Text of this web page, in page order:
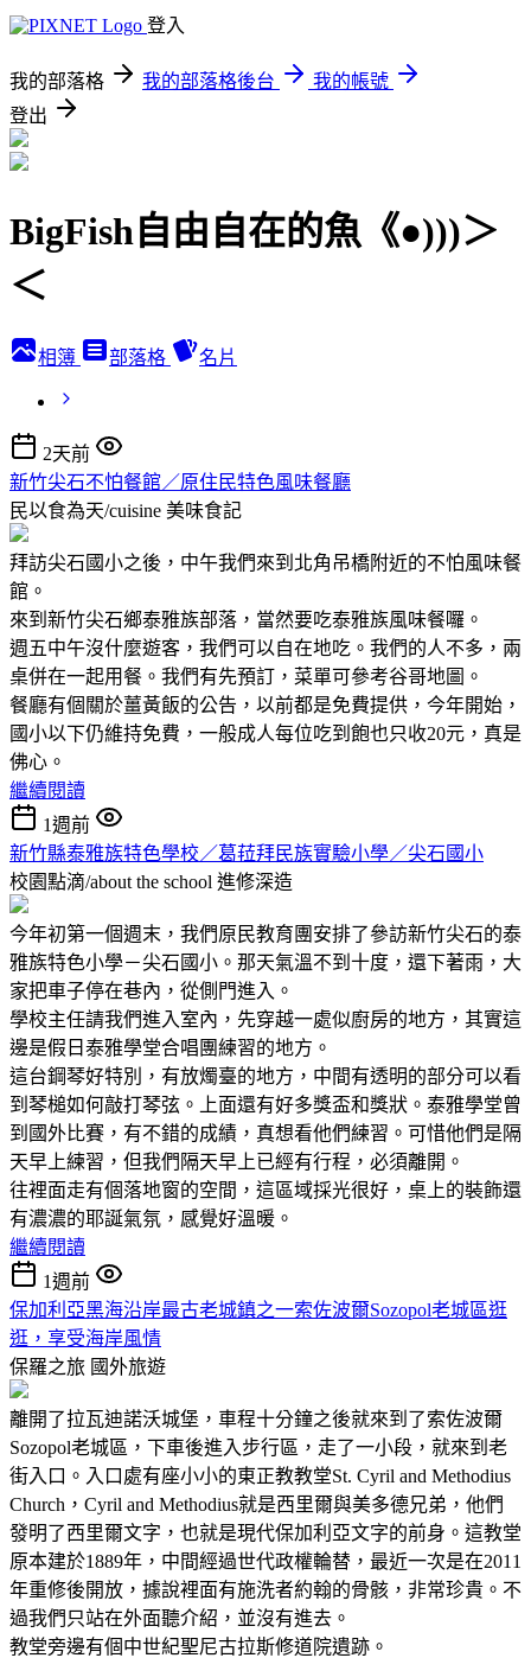
登入
我的部落格 我的部落格後台
我的帳號
登出
BigFish自由自在的魚《●)))＞
＜
相簿 部落格 名片
2天前
新竹尖石不怕餐館／原住民特色風味餐廳
民以食為天/cuisine 美味食記
拜訪尖石國小之後，中午我們來到北角吊橋附近的不怕風味餐
館。
來到新竹尖石鄉泰雅族部落，當然要吃泰雅族風味餐囉。
週五中午沒什麼遊客，我們可以自在地吃。我們的人不多，兩
桌併在一起用餐。我們有先預訂，菜單可參考谷哥地圖。
餐廳有個關於薑黃飯的公告，以前都是免費提供，今年開始，
國小以下仍維持免費，一般成人每位吃到飽也只收20元，真是
佛心。
繼續閱讀
1週前
新竹縣泰雅族特色學校／葛菈拜民族實驗小學／尖石國小
校園點滴/about the school 進修深造
今年初第一個週末，我們原民教育團安排了參訪新竹尖石的泰
雅族特色小學－尖石國小。那天氣溫不到十度，還下著雨，大
家把車子停在巷內，從側門進入。
學校主任請我們進入室內，先穿越一處似廚房的地方，其實這
邊是假日泰雅學堂合唱團練習的地方。
這台鋼琴好特別，有放燭臺的地方，中間有透明的部分可以看
到琴槌如何敲打琴弦。上面還有好多獎盃和獎狀。泰雅學堂曾
到國外比賽，有不錯的成績，真想看他們練習。可惜他們是隔
天早上練習，但我們隔天早上已經有行程，必須離開。
往裡面走有個落地窗的空間，這區域採光很好，桌上的裝飾還
有濃濃的耶誕氣氛，感覺好溫暖。
繼續閱讀
1週前
保加利亞黑海沿岸最古老城鎮之一索佐波爾Sozopol老城區逛
逛，享受海岸風情
保羅之旅 國外旅遊
離開了拉瓦迪諾沃城堡，車程十分鐘之後就來到了索佐波爾
Sozopol老城區，下車後進入步行區，走了一小段，就來到老
街入口。入口處有座小小的東正教教堂St. Cyril and Methodius
Church，Cyril and Methodius就是西里爾與美多德兄弟，他們
發明了西里爾文字，也就是現代保加利亞文字的前身。這教堂
原本建於1889年，中間經過世代政權輪替，最近一次是在2011
年重修後開放，據說裡面有施洗者約翰的骨骸，非常珍貴。不
過我們只站在外面聽介紹，並沒有進去。
教堂旁邊有個中世紀聖尼古拉斯修道院遺跡。